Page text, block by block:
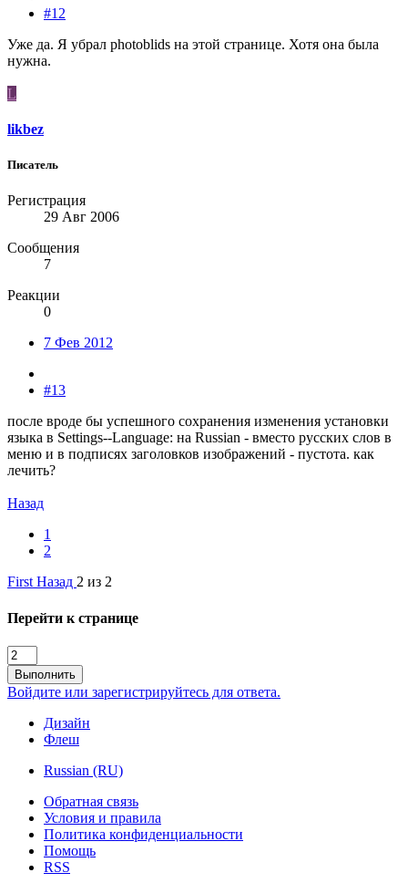
#12
Уже да. Я убрал photoblids на этой странице. Хотя она была
нужна.
L
likbez
Писатель
Регистрация
29 Авг 2006
Сообщения
7
Реакции
0
7 Фев 2012
#13
после вроде бы успешного сохранения изменения установки
языка в Settings--Language: на Russian - вместо русских слов в
меню и в подписях заголовков изображений - пустота. как
лечить?
Назад
1
2
First Назад 2 из 2
Перейти к странице
Выполнить
Войдите или зарегистрируйтесь для ответа.
Дизайн
Флеш
Russian (RU)
Обратная связь
Условия и правила
Политика конфиденциальности
Помощь
RSS